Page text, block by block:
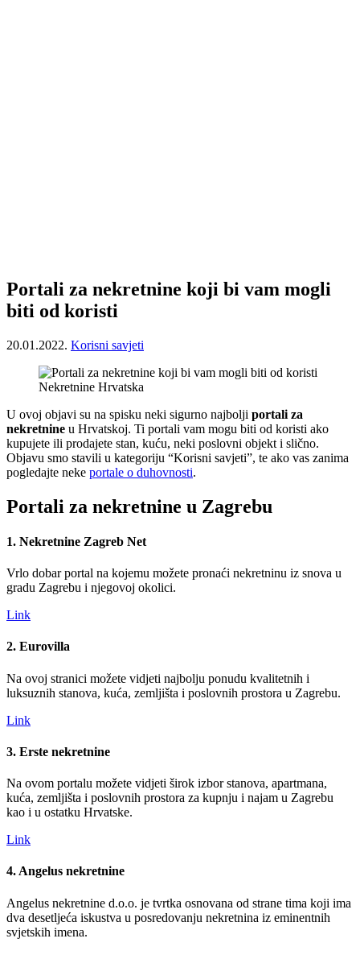
Portali za nekretnine koji bi vam mogli
biti od koristi
20.01.2022. Korisni savjeti
Nekretnine Hrvatska
U ovoj objavi su na spisku neki sigurno najbolji portali za
nekretnine u Hrvatskoj. Ti portali vam mogu biti od koristi ako
kupujete ili prodajete stan, kuću, neki poslovni objekt i slično.
Objavu smo stavili u kategoriju “Korisni savjeti”, te ako vas zanima
pogledajte neke portale o duhovnosti.
Portali za nekretnine u Zagrebu
1. Nekretnine Zagreb Net
Vrlo dobar portal na kojemu možete pronaći nekretninu iz snova u
gradu Zagrebu i njegovoj okolici.
Link
2. Eurovilla
Na ovoj stranici možete vidjeti najbolju ponudu kvalitetnih i
luksuznih stanova, kuća, zemljišta i poslovnih prostora u Zagrebu.
Link
3. Erste nekretnine
Na ovom portalu možete vidjeti širok izbor stanova, apartmana,
kuća, zemljišta i poslovnih prostora za kupnju i najam u Zagrebu
kao i u ostatku Hrvatske.
Link
4. Angelus nekretnine
Angelus nekretnine d.o.o. je tvrtka osnovana od strane tima koji ima
dva desetljeća iskustva u posredovanju nekretnina iz eminentnih
svjetskih imena.